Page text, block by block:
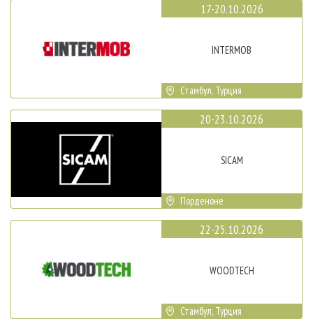
17-20.10.2026
INTERMOB
Стамбул, Турция
20-23.10.2026
SICAM
Порденоне
22-25.10.2026
WOODTECH
Стамбул, Турция